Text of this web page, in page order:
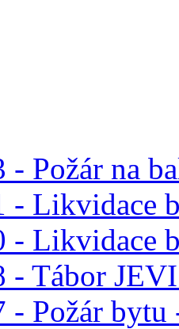
- Požár na
- Likvidace
- Likvidace
- Tábor
- Požár